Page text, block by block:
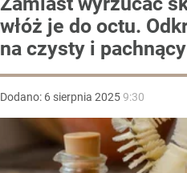
włóż je do octu.
na czysty i
Dodano: 6 sierpnia 20259:30